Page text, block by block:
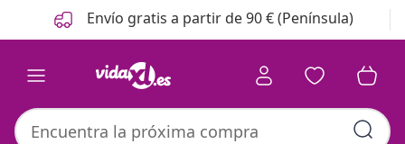
Anterior
Siguiente Envío gratis a partir de 90 € (Península)